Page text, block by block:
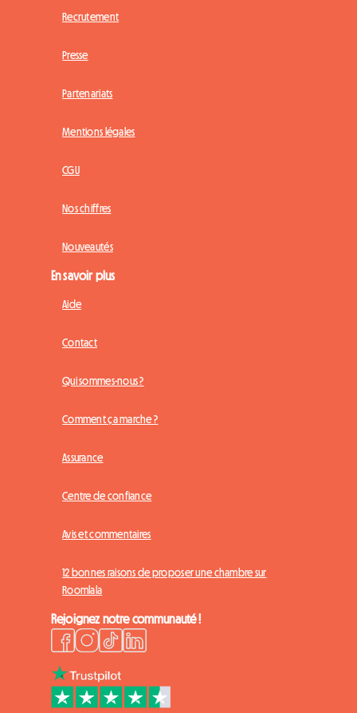
Recrutement
Presse
Partenariats
Mentions légales
CGU
Nos chiffres
Nouveautés
En savoir plus
Aide
Contact
Qui sommes-nous ?
Comment ça marche ?
Assurance
Centre de confiance
Avis et commentaires
12 bonnes raisons de proposer une chambre sur
Roomlala
Rejoignez notre communauté !